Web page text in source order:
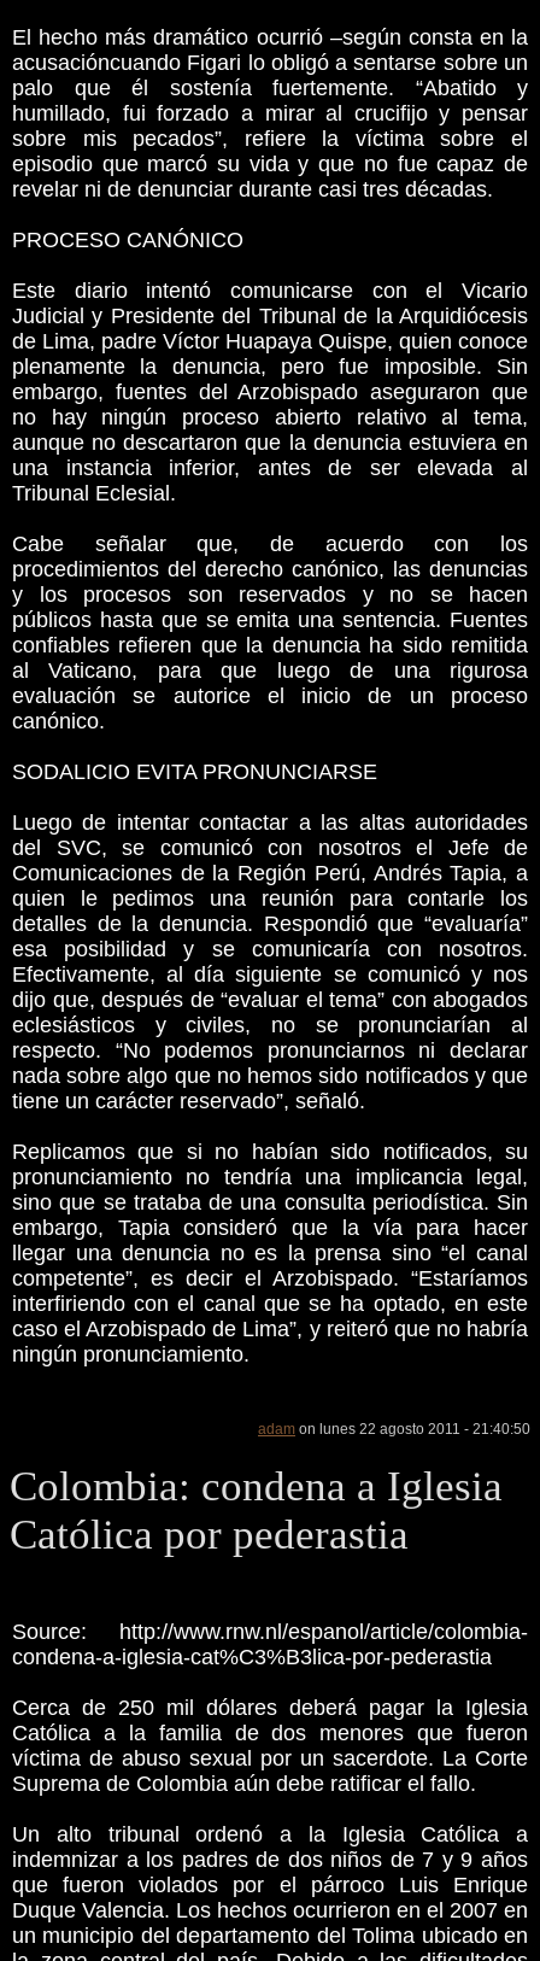
El hecho más dramático ocurrió –según consta en la
acusacióncuando Figari lo obligó a sentarse sobre un
palo que él sostenía fuertemente. “Abatido y
humillado, fui forzado a mirar al crucifijo y pensar
sobre mis pecados”, refiere la víctima sobre el
episodio que marcó su vida y que no fue capaz de
revelar ni de denunciar durante casi tres décadas.
PROCESO CANÓNICO
Este diario intentó comunicarse con el Vicario
Judicial y Presidente del Tribunal de la Arquidiócesis
de Lima, padre Víctor Huapaya Quispe, quien conoce
plenamente la denuncia, pero fue imposible. Sin
embargo, fuentes del Arzobispado aseguraron que
no hay ningún proceso abierto relativo al tema,
aunque no descartaron que la denuncia estuviera en
una instancia inferior, antes de ser elevada al
Tribunal Eclesial.
Cabe señalar que, de acuerdo con los
procedimientos del derecho canónico, las denuncias
y los procesos son reservados y no se hacen
públicos hasta que se emita una sentencia. Fuentes
confiables refieren que la denuncia ha sido remitida
al Vaticano, para que luego de una rigurosa
evaluación se autorice el inicio de un proceso
canónico.
SODALICIO EVITA PRONUNCIARSE
Luego de intentar contactar a las altas autoridades
del SVC, se comunicó con nosotros el Jefe de
Comunicaciones de la Región Perú, Andrés Tapia, a
quien le pedimos una reunión para contarle los
detalles de la denuncia. Respondió que “evaluaría”
esa posibilidad y se comunicaría con nosotros.
Efectivamente, al día siguiente se comunicó y nos
dijo que, después de “evaluar el tema” con abogados
eclesiásticos y civiles, no se pronunciarían al
respecto. “No podemos pronunciarnos ni declarar
nada sobre algo que no hemos sido notificados y que
tiene un carácter reservado”, señaló.
Replicamos que si no habían sido notificados, su
pronunciamiento no tendría una implicancia legal,
sino que se trataba de una consulta periodística. Sin
embargo, Tapia consideró que la vía para hacer
llegar una denuncia no es la prensa sino “el canal
competente”, es decir el Arzobispado. “Estaríamos
interfiriendo con el canal que se ha optado, en este
caso el Arzobispado de Lima”, y reiteró que no habría
ningún pronunciamiento.
adam on lunes 22 agosto 2011 - 21:40:50
Colombia: condena a Iglesia
Católica por pederastia
Source: http://www.rnw.nl/espanol/article/colombia-
condena-a-iglesia-cat%C3%B3lica-por-pederastia
Cerca de 250 mil dólares deberá pagar la Iglesia
Católica a la familia de dos menores que fueron
víctima de abuso sexual por un sacerdote. La Corte
Suprema de Colombia aún debe ratificar el fallo.
Un alto tribunal ordenó a la Iglesia Católica a
indemnizar a los padres de dos niños de 7 y 9 años
que fueron violados por el párroco Luis Enrique
Duque Valencia. Los hechos ocurrieron en el 2007 en
un municipio del departamento del Tolima ubicado en